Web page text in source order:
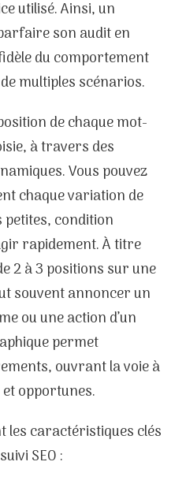
utilisé. Ainsi, un
son audit en
du comportement
multiples scénarios.
de chaque mot-
à travers des
Vous pouvez
chaque variation de
condition
rapidement. À titre
2 à 3 positions sur une
souvent annoncer un
ou une action d’un
permet
ouvrant la voie à
opportunes.
les caractéristiques clés
SEO :